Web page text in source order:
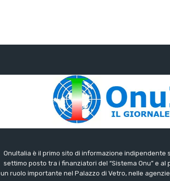
OnuItalia è il primo sito di informazione
settimo posto tra i finanziatori del “Sistema Onu” e
un ruolo importante nel Palazzo di Vetro, nelle